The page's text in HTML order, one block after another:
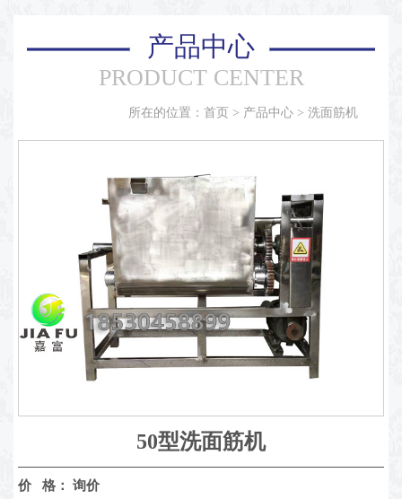
产品中心
PRODUCT CENTER
所在的位置： 首页 > 产品中心> 洗面筋机
50型洗面筋机
价 格： 询价